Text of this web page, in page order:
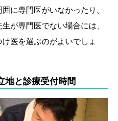
に専門医がいなかったり、
が専門医でない場合には、
医を選ぶのがよいでしょ
地と診療受付時間